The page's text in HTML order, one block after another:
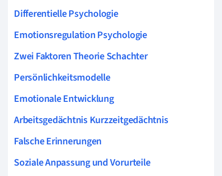
Differentielle Psychologie
Emotionsregulation Psychologie
Zwei Faktoren Theorie Schachter
Persönlichkeitsmodelle
Emotionale Entwicklung
Arbeitsgedächtnis Kurzzeitgedächtnis
Falsche Erinnerungen
Soziale Anpassung und Vorurteile